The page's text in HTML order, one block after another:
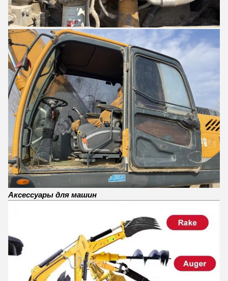
Аксессуары для машин